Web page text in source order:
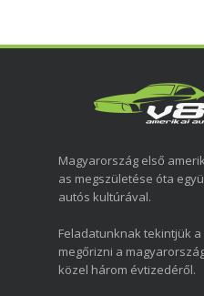
Magyarország első
as megszületése óta
autós kultúrával.
Feladatunknak tekintjük
megőrizni a
közel három évtizedéről.